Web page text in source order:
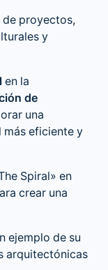
de proyectos,
y
en la
de
una
más eficiente y
Spiral» en
crear una
ejemplo de su
arquitectónicas